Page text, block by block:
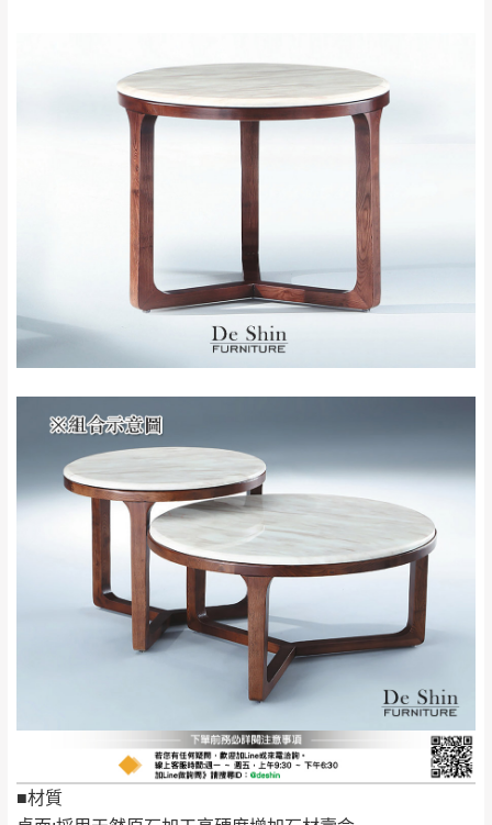
■材質
費
＊A108產品另收運費
無
雙溪、貢寮、烏
來、平溪、九份、
石門、林口 下福
里、新店山區、三
峽山區、石碇、坪
林、福隆、淡水山
基隆
$ 9,000以下：
NT$500元
＊A108產品另收運費
苗栗
$ 9,000以上：免
運費
$ 9,000以下：
NT$500元
＊A108產品另收運費
卓蘭鎮、三灣、通
霄山區、西湖、泰
安鄉、大湖鄉、頭
屋、獅潭鄉
配送天數：5~14天
到貨時間：指定送貨日當天以電話聯絡確認
運送範圍：限定北至基隆，南至苗栗，偏遠
地區恕無法提供運送 (詳見運送規章)。
配送範圍：
苗栗至基隆；其它地區暫不開放，如因特殊
地型限制(山區、鄉、鎮、村)、樓梯太小、無
法搬運上樓等因素，導致無法配送，
保有出貨的權利。
保護物流人員的工作安全，賣家無提供吊掛
服務，若需以吊車或其他的吊掛方式吊運，
快速到貨商品，無法指定特定時間送達，司
機當天到貨前皆會再與您通知，讓你不用整
天在家等貨，以節省您的寶貴時間。
由於百貨公司配送較為不易，故暫無法配送
至百貨公司內部。
發票寄送：
若您選擇三聯式或索取兩聯式發票，發票將於商品
完成出貨15個工作天另行寄出，另外約加上2~7個
工作天內送達，如遇國定假日將順延寄送。
退換貨說明：
若收到不良品，請於到貨日起七日內通知本
公司客服人員，我們將為您更換新品，運費